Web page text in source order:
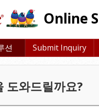
Online
션 Submit Inquiry
도와드릴까요?